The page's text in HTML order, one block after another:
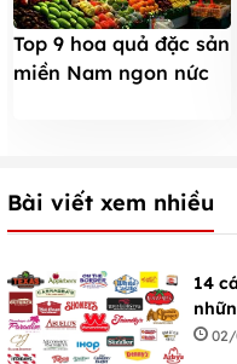
Top 9 hoa quả đặc sản
miền Nam ngon nức
Bài viết xem nhiều
14